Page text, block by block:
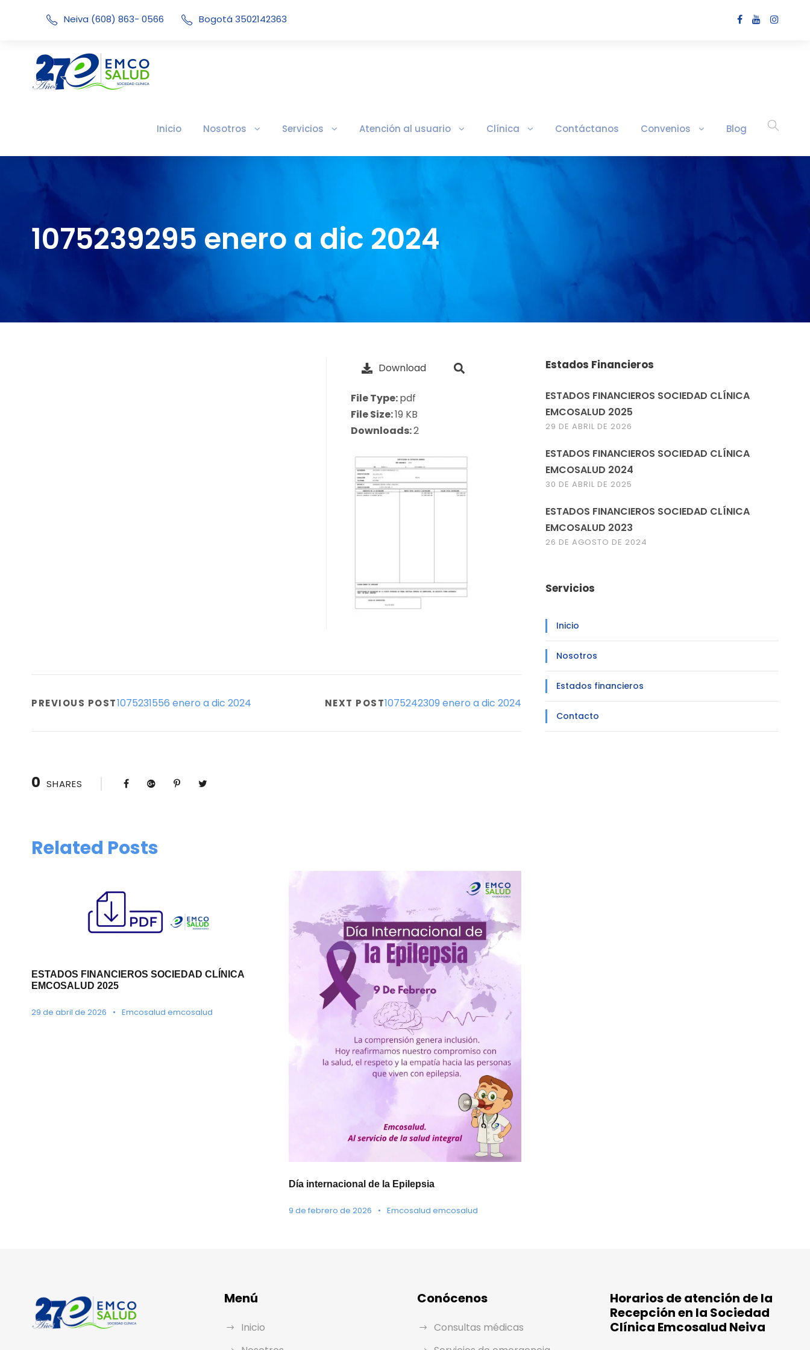
Neiva (608) 863- 0566 Bogotá 3502142363
Inicio Nosotros Servicios Atención al usuario Clínica Contáctanos Convenios Blog
1075239295 enero a dic 2024
Download
File Type:pdf
File Size:19 KB
Downloads:2
PREVIOUS POST1075231556 enero a dic 2024 NEXT POST1075242309 enero a dic 2024
0 SHARES
Related Posts
ESTADOS FINANCIEROS SOCIEDAD CLÍNICA
EMCOSALUD 2025
29 de abril de 2026 • Emcosalud emcosalud
Día internacional de la Epilepsia
9 de febrero de 2026 • Emcosalud emcosalud
Estados Financieros
ESTADOS FINANCIEROS SOCIEDAD CLÍNICA
EMCOSALUD 2025
29 DE ABRIL DE 2026
ESTADOS FINANCIEROS SOCIEDAD CLÍNICA
EMCOSALUD 2024
30 DE ABRIL DE 2025
ESTADOS FINANCIEROS SOCIEDAD CLÍNICA
EMCOSALUD 2023
26 DE AGOSTO DE 2024
Servicios
Inicio
Nosotros
Estados financieros
Contacto
Menú
Inicio
Conócenos
Consultas médicas
Horarios de atención de la
Recepción en la Sociedad
Clínica Emcosalud Neiva